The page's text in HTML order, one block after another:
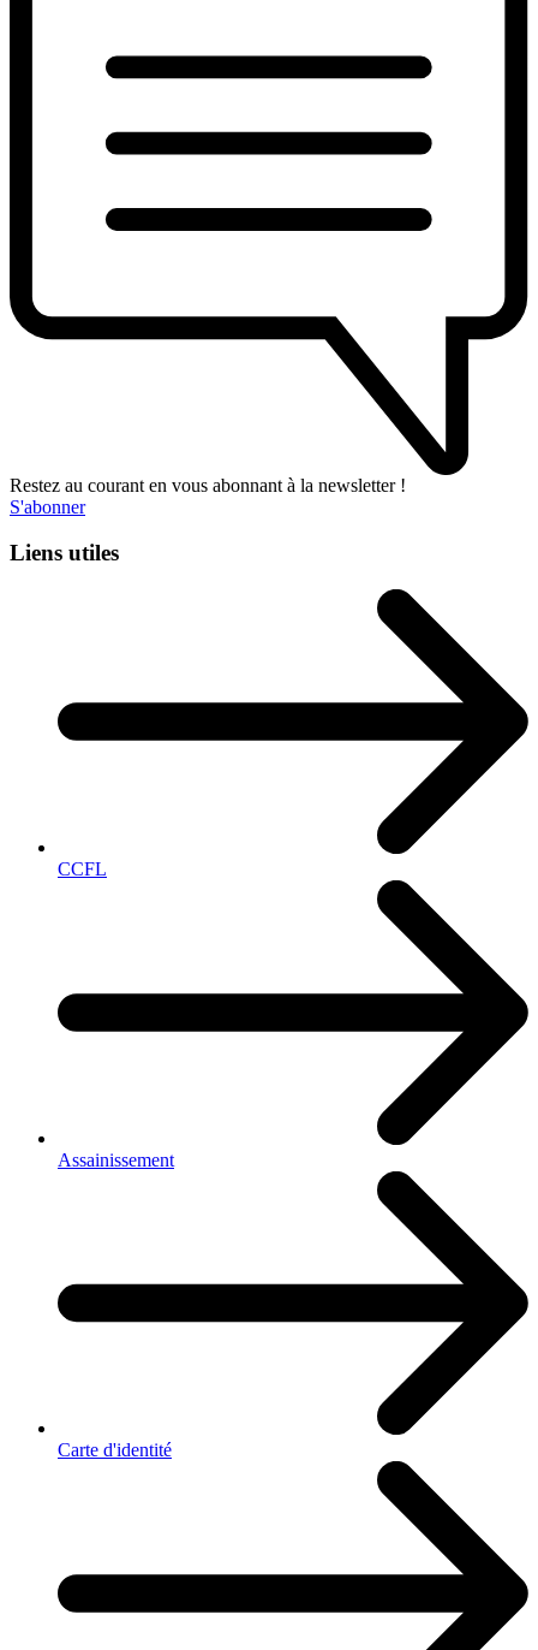
Restez au courant en vous abonnant à la newsletter !
S'abonner
Liens utiles
CCFL
Assainissement
Carte d'identité